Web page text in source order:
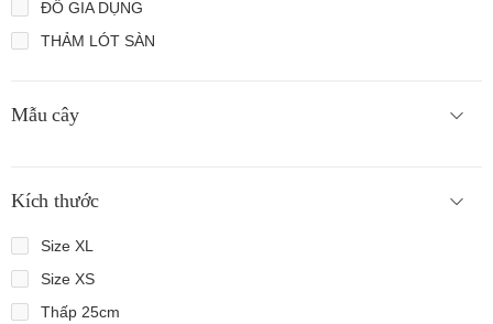
ĐỒ GIA DỤNG
THẢM LÓT SÀN
Mẫu cây
Kích thước
Size XL
Size XS
Thấp 25cm